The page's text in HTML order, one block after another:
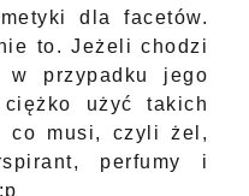
dla facetów.
to. Jeżeli chodzi
przypadku jego
użyć takich
co musi, czyli żel,
perfumy i